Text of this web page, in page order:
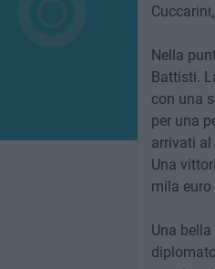
Nella
Battisti.
con una
per una
arrivati al
Una
mila
Una